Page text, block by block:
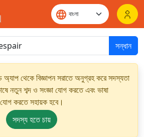
সন্ধান
অ্যাপ থেকে বিজ্ঞাপন সরাতে অনুগ্রহ করে সদস্যতা
নতুন শব্দ ও সংজ্ঞা যোগ করতে এবং ভাষা
যোগ করতে সহায়ক হবে।
সদস্য হতে চায়